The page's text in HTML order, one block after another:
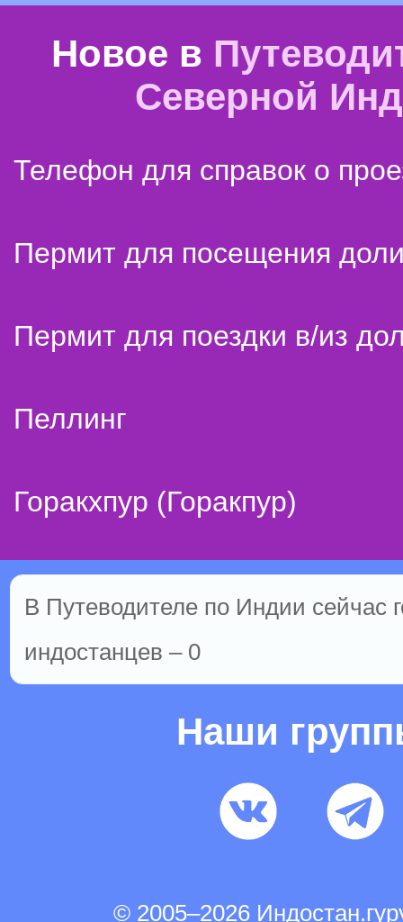
Новое в
Северной
Телефон для справок о
Пермит для посещения
Пермит для поездки в/из
Пеллинг
Горакхпур (Горакпур)
В Путеводителе по Индии сейчас
индостанцев – 0
Наши
© 2005–2026